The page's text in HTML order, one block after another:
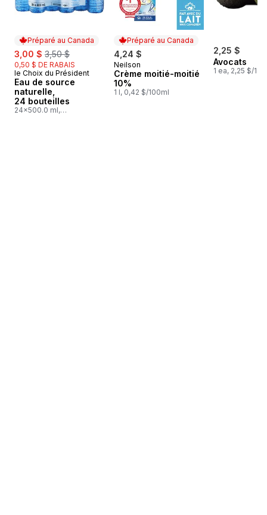
Préparé au Canada
sale:
3,00 $ , formerly:
3,50 $
0,50 $ DE RABAIS
Préparé au Canada
le Choix du Président
Eau de source
naturelle,
24 bouteilles
24x500.0 ml,
Préparé au Canada
4,24 $
Préparé au Canada
Neilson
Crème moitié-moitié
10%
1 l, 0,42 $/100ml
2,25 $
Avocats
1 ea, 2,25 $/1ch